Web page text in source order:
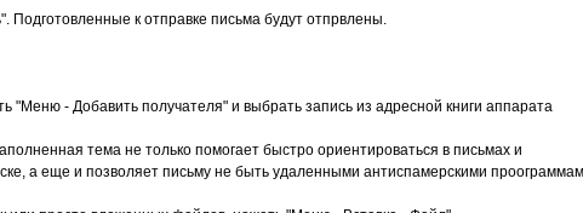
к отправке письма будут отпрвлены.
"Меню - Добавить получателя" и выбрать запись из адресной книги аппарата
тема не только помогает быстро ориентироваться в письмах и
а еще и позволяет письму не быть удаленными антиспамерскими